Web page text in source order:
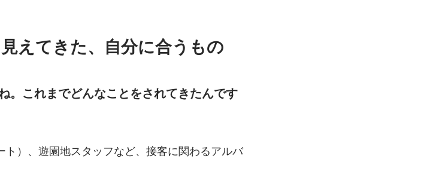
えてきた、自分に合うもの
これまでどんなことをされてきたんです
）、遊園地スタッフなど、接客に関わるアルバ